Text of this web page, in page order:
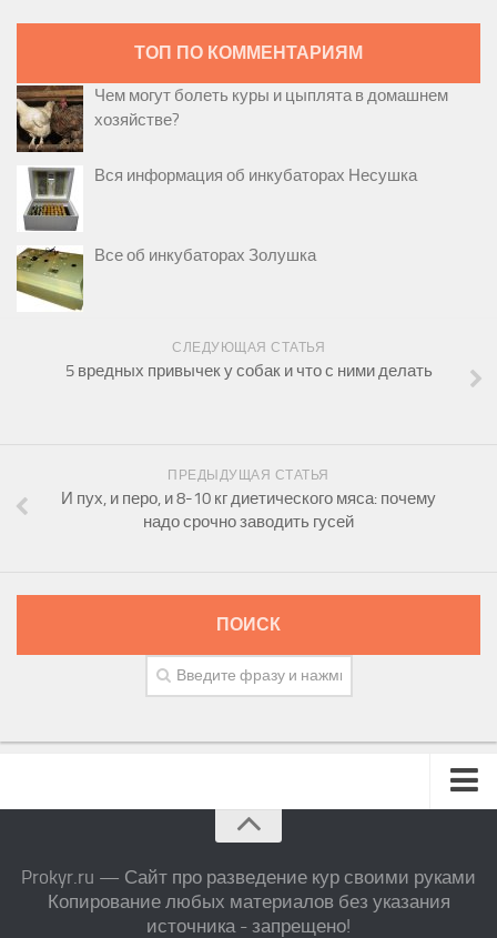
ТОП ПО КОММЕНТАРИЯМ
Чем могут болеть куры и цыплята в домашнем
хозяйстве?
Вся информация об инкубаторах Несушка
Все об инкубаторах Золушка
СЛЕДУЮЩАЯ СТАТЬЯ
5 вредных привычек у собак и что с ними делать
ПРЕДЫДУЩАЯ СТАТЬЯ
И пух, и перо, и 8-10 кг диетического мяса: почему
надо срочно заводить гусей
ПОИСК
Prokyr.ru — Сайт про разведение кур своими руками
Копирование любых материалов без указания
источника - запрещено!